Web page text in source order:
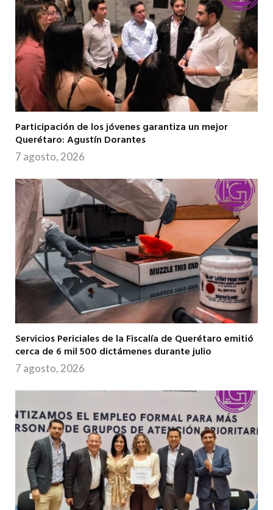
Participación de los jóvenes garantiza un mejor
Querétaro: Agustín Dorantes
7 agosto, 2026
Servicios Periciales de la Fiscalía de Querétaro emitió
cerca de 6 mil 500 dictámenes durante julio
7 agosto, 2026